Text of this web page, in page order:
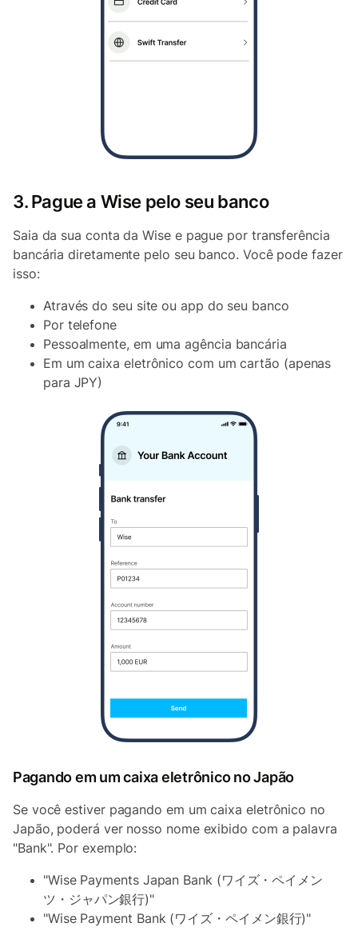
3. Pague a Wise pelo seu banco
Saia da sua conta da Wise e pague por transferência
bancária diretamente pelo seu banco. Você pode fazer
isso:
Através do seu site ou app do seu banco
Por telefone
Pessoalmente, em uma agência bancária
Em um caixa eletrônico com um cartão (apenas
para JPY)
Pagando em um caixa eletrônico no Japão
Se você estiver pagando em um caixa eletrônico no
Japão, poderá ver nosso nome exibido com a palavra
"Bank". Por exemplo:
"Wise Payments Japan Bank (ワイズ・ペイメン
ツ・ジャパン銀行)"
"Wise Payment Bank (ワイズ・ペイメン銀行)"